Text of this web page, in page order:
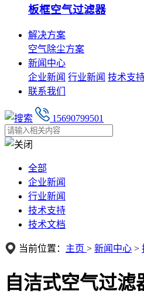
板框空气过滤器
解决方案
空气除尘方案
新闻中心
企业新闻 行业新闻 技术支
联系我们
15690799501
全部
企业新闻
行业新闻
技术支持
技术文档
当前位置： 主页 > 新闻中心 >
自洁式空气过滤